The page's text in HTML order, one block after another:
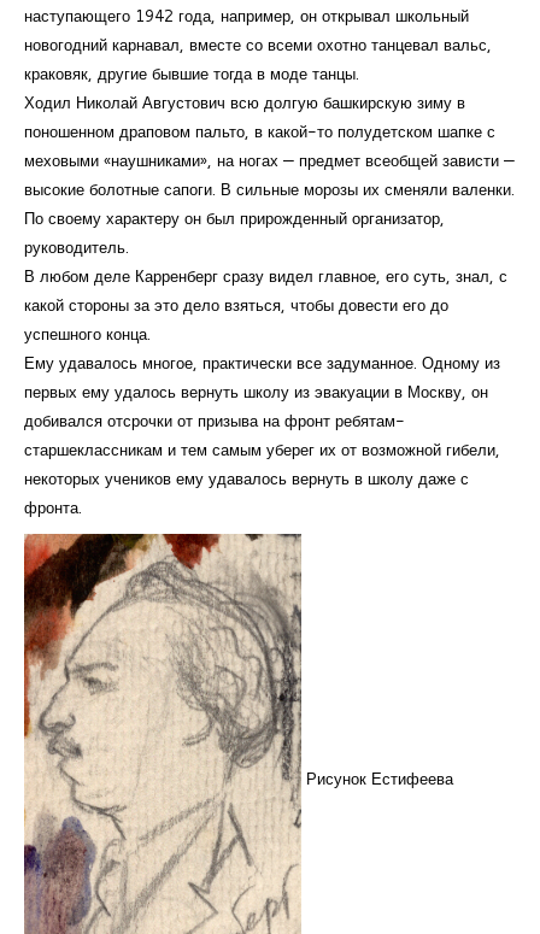
наступающего 1942 года, например, он открывал школьный
новогодний карнавал, вместе со всеми охотно танцевал вальс,
краковяк, другие бывшие тогда в моде танцы.
Ходил Николай Августович всю долгую башкирскую зиму в
поношенном драповом пальто, в какой-то полудетском шапке с
меховыми «наушниками», на ногах — предмет всеобщей зависти —
высокие болотные сапоги. В сильные морозы их сменяли валенки.
По своему характеру он был прирожденный организатор,
руководитель.
В любом деле Карренберг сразу видел главное, его суть, знал, с
какой стороны за это дело взяться, чтобы довести его до
успешного конца.
Ему удавалось многое, практически все задуманное. Одному из
первых ему удалось вернуть школу из эвакуации в Москву, он
добивался отсрочки от призыва на фронт ребятам-
старшеклассникам и тем самым уберег их от возможной гибели,
некоторых учеников ему удавалось вернуть в школу даже с
фронта.
Рисунок Естифеева